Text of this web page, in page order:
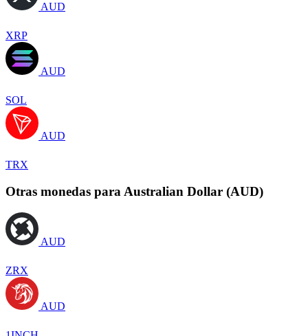
AUD
XRP
AUD
SOL
AUD
TRX
Otras monedas para Australian Dollar (AUD)
AUD
ZRX
AUD